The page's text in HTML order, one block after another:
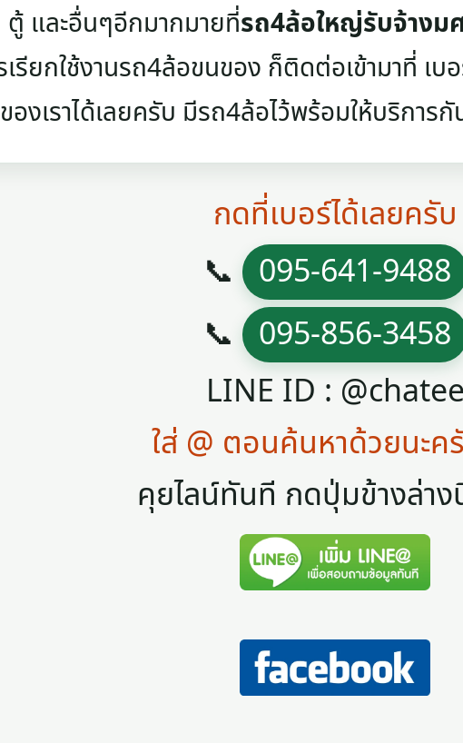
ตู้ และอื่นๆอีกมากมายที่รถ4ล้อใหญ่รับจ้างม
รียกใช้งานรถ4ล้อขนของ ก็ติดต่อเข้ามาที่ เ
องเราได้เลยครับ มีรถ4ล้อไว้พร้อมให้บริกา
กดที่เบอร์ได้เลยครับ
📞
095-641-9488
📞
095-856-3458
LINE ID : @chatee
ใส่ @ ตอนค้นหาด้วยนะ
คุยไลน์ทันที กดปุ่มข้างล่าง